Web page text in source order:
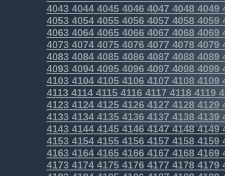
40434044404540464047 40484049
40534054405540564057 40584059
4063406440654066406740684069
40734074407540764077 40784079
40834084408540864087 40884089
40934094409540964097 40984099
41034104410541064107 41084109
41134114411541164117 41184119
41234124412541264127 41284129
41334134413541364137 41384139
4143414441454146414741484149
4153415441554156415741584159
4163416441654166416741684169
4173417441754176417741784179